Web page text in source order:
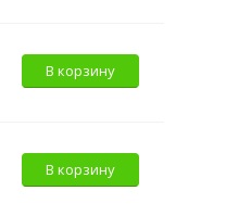
В корзину
В корзину